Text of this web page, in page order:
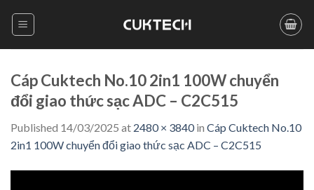
Cáp Cuktech No.10 2in1 100W chuyển
đổi giao thức sạc ADC – C2C515
Published 14/03/2025 at 2480 × 3840in Cáp Cuktech No.10
2in1 100W chuyển đổi giao thức sạc ADC – C2C515